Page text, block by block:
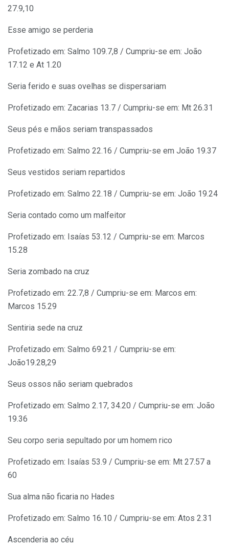
27.9,10
Esse amigo se perderia
Profetizado em: Salmo 109.7,8 / Cumpriu-se em: João
17.12 e At 1.20
Seria ferido e suas ovelhas se dispersariam
Profetizado em: Zacarias 13.7 / Cumpriu-se em: Mt 26.31
Seus pés e mãos seriam transpassados
Profetizado em: Salmo 22.16 / Cumpriu-se em João 19.37
Seus vestidos seriam repartidos
Profetizado em: Salmo 22.18 / Cumpriu-se em: João 19.24
Seria contado como um malfeitor
Profetizado em: Isaías 53.12 / Cumpriu-se em: Marcos
15.28
Seria zombado na cruz
Profetizado em: 22.7,8 / Cumpriu-se em: Marcos em:
Marcos 15.29
Sentiria sede na cruz
Profetizado em: Salmo 69.21 / Cumpriu-se em:
João19.28,29
Seus ossos não seriam quebrados
Profetizado em: Salmo 2.17, 34.20 / Cumpriu-se em: João
19.36
Seu corpo seria sepultado por um homem rico
Profetizado em: Isaías 53.9 / Cumpriu-se em: Mt 27.57 a
60
Sua alma não ficaria no Hades
Profetizado em: Salmo 16.10 / Cumpriu-se em: Atos 2.31
Ascenderia ao céu